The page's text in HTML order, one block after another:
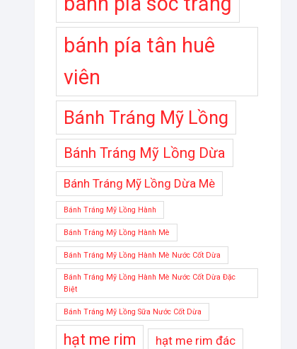
bánh pía tân huê
viên
Bánh Tráng Mỹ Lồng
Bánh Tráng Mỹ Lồng Dừa
Bánh Tráng Mỹ Lồng Dừa Mè
Bánh Tráng Mỹ Lồng Hành
Bánh Tráng Mỹ Lồng Hành Mè
Bánh Tráng Mỹ Lồng Hành Mè Nước Cốt Dừa
Bánh Tráng Mỹ Lồng Hành Mè Nước Cốt Dừa Đặc
Biệt
Bánh Tráng Mỹ Lồng Sữa Nước Cốt Dừa
hạt me rim hạt me rim đác